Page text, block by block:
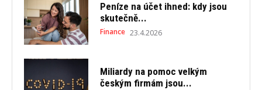
Peníze na účet ihned: kdy jsou
skutečně...
Finance 23.4.2026
Miliardy na pomoc velkým
českým firmám jsou...